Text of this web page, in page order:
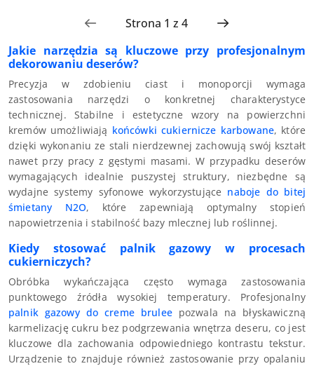
Jakie narzędzia są kluczowe przy profesjonalnym
dekorowaniu deserów?
Precyzja w zdobieniu ciast i monoporcji wymaga
zastosowania narzędzi o konkretnej charakterystyce
technicznej. Stabilne i estetyczne wzory na powierzchni
kremów umożliwiają końcówki cukiernicze karbowane, które
dzięki wykonaniu ze stali nierdzewnej zachowują swój kształt
nawet przy pracy z gęstymi masami. W przypadku deserów
wymagających idealnie puszystej struktury, niezbędne są
wydajne systemy syfonowe wykorzystujące naboje do bitej
śmietany N2O, które zapewniają optymalny stopień
napowietrzenia i stabilność bazy mlecznej lub roślinnej.
Kiedy stosować palnik gazowy w procesach
cukierniczych?
Obróbka wykańczająca często wymaga zastosowania
punktowego źródła wysokiej temperatury. Profesjonalny
palnik gazowy do creme bruleepozwala na błyskawiczną
karmelizację cukru bez podgrzewania wnętrza deseru, co jest
kluczowe dla zachowania odpowiedniego kontrastu tekstur.
Urządzenie to znajduje również zastosowanie przy opalaniu